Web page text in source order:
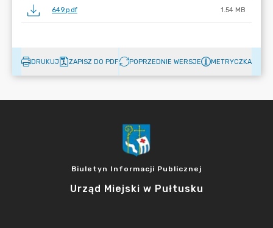
649.pdf 1.54 MB
DRUKUJ ZAPISZ DO PDF POPRZEDNIE WERSJE METRYCZKA
Biuletyn Informacji Publicznej
Urząd Miejski w Pułtusku